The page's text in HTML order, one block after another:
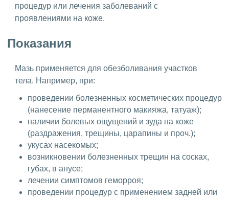
процедур или лечения заболеваний с
проявлениями на коже.
Показания
Мазь применяется для обезболивания участков
тела. Например, при:
проведении болезненных косметических процедур
(нанесение перманентного макияжа, татуаж);
наличии болевых ощущений и зуда на коже
(раздражения, трещины, царапины и проч.);
укусах насекомых;
возникновении болезненных трещин на сосках,
губах, в анусе;
лечении симптомов геморроя;
проведении процедур с применением задней или